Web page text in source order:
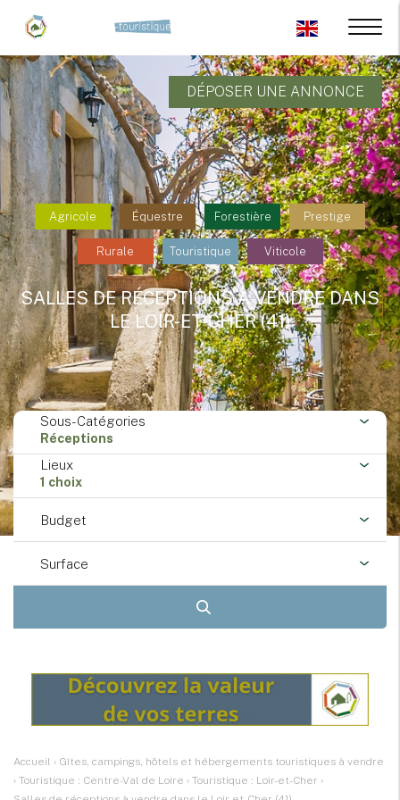
DÉPOSER UNE ANNONCE
Agricole Équestre Forestière Prestige
Rurale Touristique Viticole
SALLES DE RÉCEPTIONS À VENDRE DANS
LE LOIR-ET-CHER (41)
Sous-Catégories
Réceptions
Lieux
1 choix
Budget
Surface
Accueil › Gîtes, campings, hôtels et hébergements touristiques à vendre
› Touristique : Centre-Val de Loire › Touristique : Loir-et-Cher ›